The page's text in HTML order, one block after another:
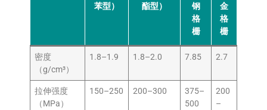
苯型）
酯型）
钢
格
栅
金
格
栅
密度
（g/cm³）
1.8–1.9 1.8–2.0 7.85 2.7
拉伸强度
（MPa）
150–250 200–300
375–
500
200
–